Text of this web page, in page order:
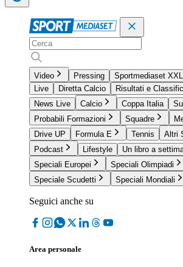
Video Pressing Sportmediaset XXL
Live
Diretta Calcio
Risultati e
News Live
Calcio Coppa Italia
Probabili Formazioni
Squadre
Drive UP
Formula E Tennis Altri
Podcast
Lifestyle
Un libro a
Speciali Europei
Speciali Olimpiadi
Speciale Scudetti
Speciali Mondiali
Seguici anche su
Area personale